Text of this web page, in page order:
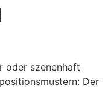
oder szenenhaft
Der